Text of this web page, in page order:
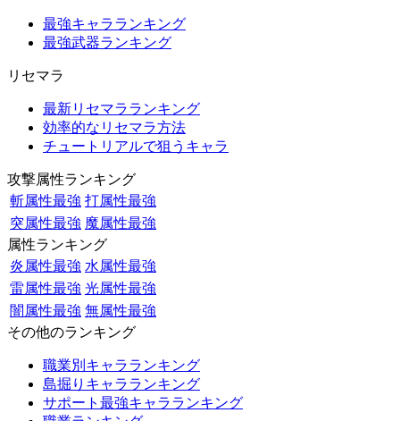
最強キャラランキング
最強武器ランキング
リセマラ
最新リセマラランキング
効率的なリセマラ方法
チュートリアルで狙うキャラ
攻撃属性ランキング
斬属性最強 打属性最強
突属性最強 魔属性最強
属性ランキング
炎属性最強 水属性最強
雷属性最強 光属性最強
闇属性最強 無属性最強
その他のランキング
職業別キャラランキング
島掘りキャラランキング
サポート最強キャラランキング